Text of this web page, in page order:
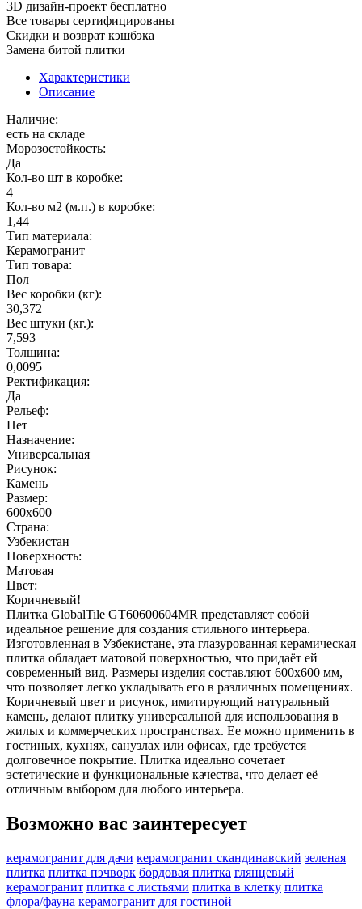
3D дизайн-проект бесплатно
Все товары сертифицированы
Скидки и возврат кэшбэка
Замена битой плитки
Характеристики
Описание
Наличие:
есть на складе
Морозостойкость:
Да
Кол-во шт в коробке:
4
Кол-во м2 (м.п.) в коробке:
1,44
Тип материала:
Керамогранит
Тип товара:
Пол
Вес коробки (кг):
30,372
Вес штуки (кг.):
7,593
Толщина:
0,0095
Ректификация:
Да
Рельеф:
Нет
Назначение:
Универсальная
Рисунок:
Камень
Размер:
600x600
Страна:
Узбекистан
Поверхность:
Матовая
Цвет:
Коричневый!
Плитка GlobalTile GT60600604MR представляет собой
идеальное решение для создания стильного интерьера.
Изготовленная в Узбекистане, эта глазурованная керамическая
плитка обладает матовой поверхностью, что придаёт ей
современный вид. Размеры изделия составляют 600x600 мм,
что позволяет легко укладывать его в различных помещениях.
Коричневый цвет и рисунок, имитирующий натуральный
камень, делают плитку универсальной для использования в
жилых и коммерческих пространствах. Ее можно применить в
гостиных, кухнях, санузлах или офисах, где требуется
долговечное покрытие. Плитка идеально сочетает
эстетические и функциональные качества, что делает её
отличным выбором для любого интерьера.
Возможно вас заинтересует
керамогранит для дачи керамогранит скандинавский зеленая
плитка плитка пэчворк бордовая плитка глянцевый
керамогранит плитка с листьями плитка в клетку плитка
флора/фауна керамогранит для гостиной